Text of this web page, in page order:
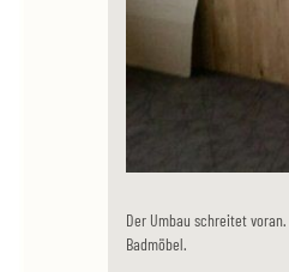
Der Umbau schreitet
Badmöbel.